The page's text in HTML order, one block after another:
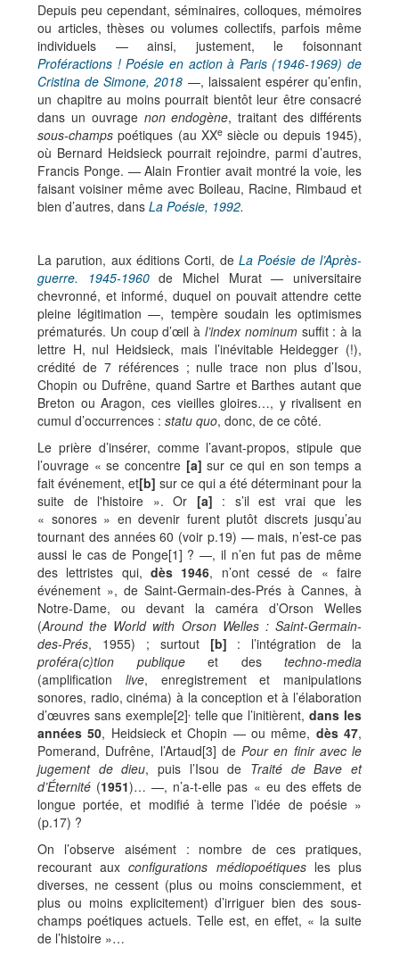
Depuis peu cependant, séminaires, colloques, mémoires
ou articles, thèses ou volumes collectifs, parfois même
individuels — ainsi, justement, le foisonnant
Proféractions ! Poésie en action à Paris (1946-1969) de
Cristina de Simone, 2018 —, laissaient espérer qu’enfin,
un chapitre au moins pourrait bientôt leur être consacré
dans un ouvrage non endogène, traitant des différents
sous-champs poétiques (au XXesiècle ou depuis 1945),
où Bernard Heidsieck pourrait rejoindre, parmi d’autres,
Francis Ponge. — Alain Frontier avait montré la voie, les
faisant voisiner même avec Boileau, Racine, Rimbaud et
bien d’autres, dans La Poésie, 1992.
La parution, aux éditions Corti, de La Poésie de l’Après-
guerre. 1945-1960de Michel Murat — universitaire
chevronné, et informé, duquel on pouvait attendre cette
pleine légitimation —, tempère soudain les optimismes
prématurés. Un coup d’œil à l’index nominumsuffit : à la
lettre H, nul Heidsieck, mais l’inévitable Heidegger (!),
crédité de 7 références ; nulle trace non plus d’Isou,
Chopin ou Dufrêne, quand Sartre et Barthes autant que
Breton ou Aragon, ces vieilles gloires…, y rivalisent en
cumul d’occurrences : statu quo, donc, de ce côté.
Le prière d’insérer, comme l’avant-propos, stipule que
l’ouvrage « se concentre [a] sur ce qui en son temps a
fait événement, et[b] sur ce qui a été déterminant pour la
suite de l'histoire ». Or [a] : s’il est vrai que les
« sonores » en devenir furent plutôt discrets jusqu’au
tournant des années 60 (voir p.19) — mais, n’est-ce pas
aussi le cas de Ponge[1] ? —, il n’en fut pas de même
des lettristes qui, dès 1946, n’ont cessé de « faire
événement », de Saint-Germain-des-Prés à Cannes, à
Notre-Dame, ou devant la caméra d’Orson Welles
(Around the World with Orson Welles : Saint-Germain-
des-Prés, 1955) ; surtout [b] :
l’intégration de la
proféra(c)tion publiqueet des techno-media
(amplification live, enregistrement et manipulations
sonores, radio, cinéma) à la conception et à l’élaboration
d’œuvres sans exemple[2], telle que l’initièrent,dans les
années 50, Heidsieck et Chopin — ou même, dès 47,
Pomerand, Dufrêne, l’Artaud[3] de Pour en finir avec le
jugement de dieu, puis l’Isou de Traité de Bave et
d’Éternité (1951)… —, n’a-t-elle pas « eu des effets de
longue portée, et modifié à terme l’idée de poésie »
(p.17) ?
On l’observe aisément : nombre de ces pratiques,
recourant auxconfigurations médiopoétiquesles plus
diverses, ne cessent (plus ou moins consciemment, et
plus ou moins explicitement) d’irriguer bien des sous-
champs poétiques actuels. Telle est, en effet, « la suite
de l’histoire »…